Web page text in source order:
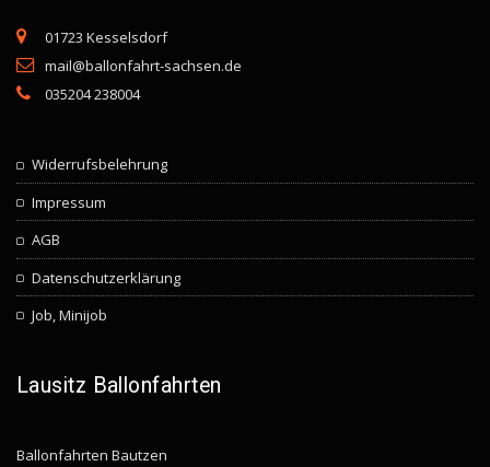
01723 Kesselsdorf
mail@ballonfahrt-sachsen.de
035204 238004
Widerrufsbelehrung
Impressum
AGB
Datenschutzerklärung
Job, Minijob
Lausitz Ballonfahrten
Ballonfahrten Bautzen